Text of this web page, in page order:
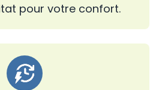
pour votre confort.